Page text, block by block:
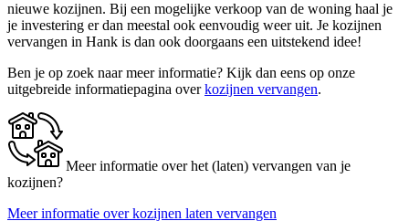
nieuwe kozijnen. Bij een mogelijke verkoop van de woning haal je
je investering er dan meestal ook eenvoudig weer uit. Je kozijnen
vervangen in Hank is dan ook doorgaans een uitstekend idee!
Ben je op zoek naar meer informatie? Kijk dan eens op onze
uitgebreide informatiepagina overkozijnen vervangen.
Meer informatie over het (laten) vervangen van je
kozijnen?
Meer informatie over kozijnen laten vervangen